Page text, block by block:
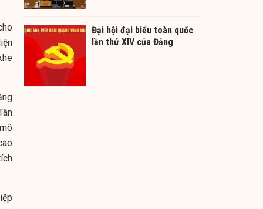
Đại hội đại biểu toàn quốc
lần thứ XIV của Đảng